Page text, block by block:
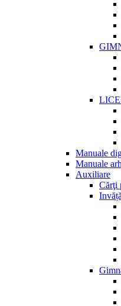
Manuale
Manuale
Auxiliare
Cărţi